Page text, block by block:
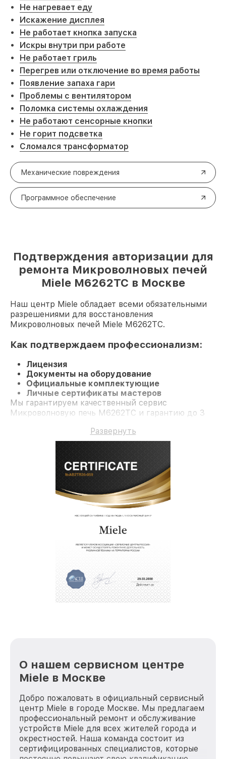
Не нагревает еду
Искажение дисплея
Не работает кнопка запуска
Искры внутри при работе
Не работает гриль
Перегрев или отключение во время работы
Появление запаха гари
Проблемы с вентилятором
Поломка системы охлаждения
Не работают сенсорные кнопки
Не горит подсветка
Сломался трансформатор
Механические повреждения
Программное обеспечение
Подтверждения авторизации для
ремонта Микроволновых печей
Miele M6262TC в Москве
Наш центр Miele обладает всеми обязательными
разрешениями для восстановления
Микроволновых печей Miele M6262TC.
Как подтверждаем профессионализм:
Лицензия
Документы на оборудование
Официальные комплектующие
Личные сертификаты мастеров
Мы гарантируем качественный сервис
Микроволновую печь M6262TC и гарантию до 3
Развернуть
О нашем сервисном центре
Miele в Москве
Добро пожаловать в официальный сервисный
центр Miele в городе Москве. Мы предлагаем
профессиональный ремонт и обслуживание
устройств Miele для всех жителей города и
окрестностей. Наша команда состоит из
сертифицированных специалистов, которые